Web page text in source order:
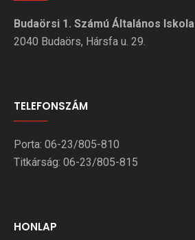
Budaörsi 1. Számú Általános Iskola
2040 Budaörs, Hársfa u. 29.
TELEFONSZÁM
Porta: 06-23/805-810
Titkárság: 06-23/805-815
HONLAP